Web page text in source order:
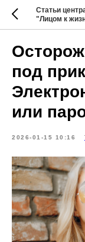
Статьи
"Лицом к
под
или
2026-01-15 10:16